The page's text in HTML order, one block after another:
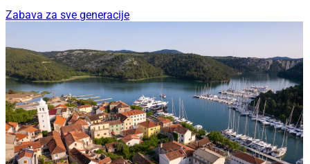
Zabava za sve generacije